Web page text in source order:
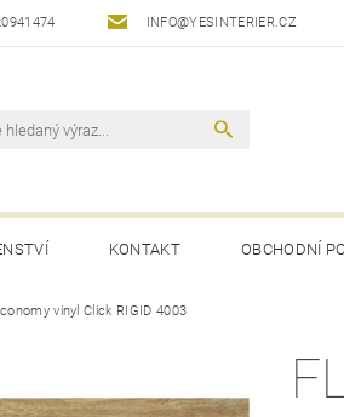
INFO@YESINTERIER.CZ
KONTAKT OBCHODNÍ
vinyl Click RIGID 4003